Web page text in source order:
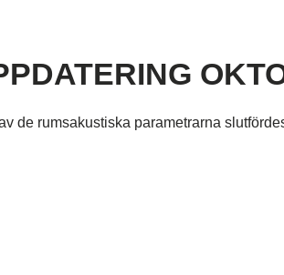
de rumsakustiska parametrarna